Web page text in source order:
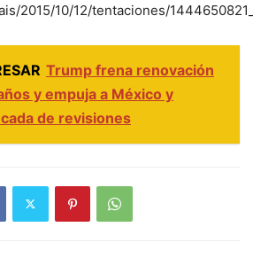
2015/10/12/tentaciones/
Trump frena renovación
y empuja a México y
de revisiones